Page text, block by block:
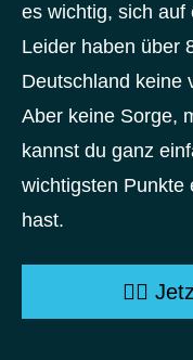
es wichtig, sich auf
Leider haben über
Deutschland keine
Aber keine Sorge,
kannst du ganz
wichtigsten Punkte
hast.
👉🏻